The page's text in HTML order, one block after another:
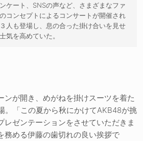
ケート、SNSの声など、さまざまなファ
コンセプトによるコンサートが開催され
人も登場し、息の合った掛け合いを見せ
気を高めていた。
ンが開き、めがねを掛けスーツを着た
。「この夏から秋にかけてAKB48が挑
レゼンテーションをさせていただきま
務める伊藤の歯切れの良い挨拶で